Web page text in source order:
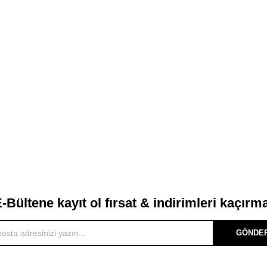
Bültene kayıt ol fırsat & indirimleri